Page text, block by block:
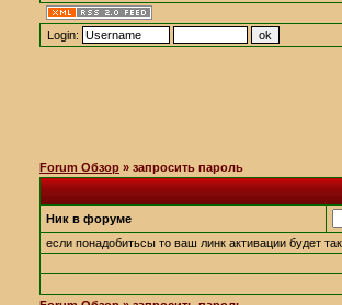
Login:
Forum Обзор » запросить пароль
Ник в форуме
если понадобитьсы то ваш линк активации будет